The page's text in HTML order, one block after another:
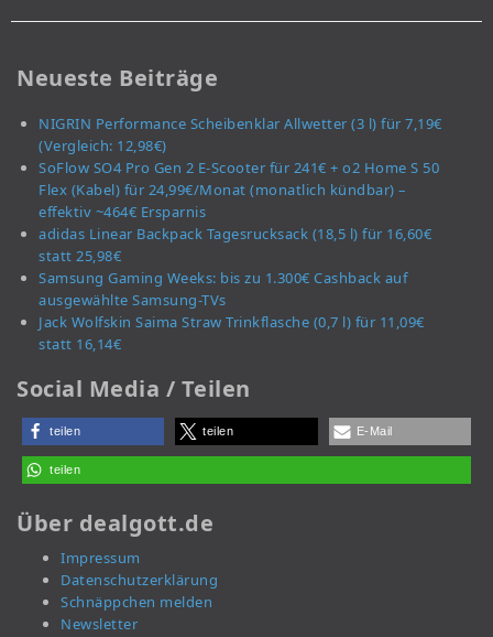
Neueste Beiträge
NIGRIN Performance Scheibenklar Allwetter (3 l) für 7,19€
(Vergleich: 12,98€)
SoFlow SO4 Pro Gen 2 E-Scooter für 241€ + o2 Home S 50
Flex (Kabel) für 24,99€/Monat (monatlich kündbar) –
effektiv ~464€ Ersparnis
adidas Linear Backpack Tagesrucksack (18,5 l) für 16,60€
statt 25,98€
Samsung Gaming Weeks: bis zu 1.300€ Cashback auf
ausgewählte Samsung-TVs
Jack Wolfskin Saima Straw Trinkflasche (0,7 l) für 11,09€
statt 16,14€
Social Media / Teilen
teilen teilen E-Mail
teilen
Über dealgott.de
Impressum
Datenschutzerklärung
Schnäppchen melden
Newsletter